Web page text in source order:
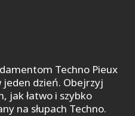
Techno Pieux
dzień. Obejrzyj
jak łatwo i szybko
na słupach Techno.